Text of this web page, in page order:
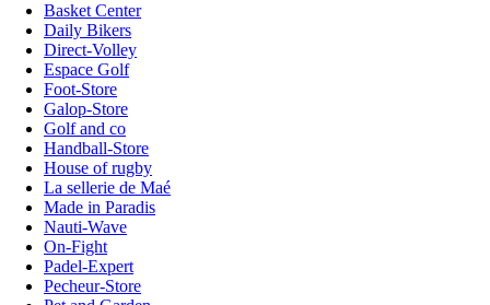
Basket Center
Daily Bikers
Direct-Volley
Espace Golf
Foot-Store
Galop-Store
Golf and co
Handball-Store
House of rugby
La sellerie de Maé
Made in Paradis
Nauti-Wave
On-Fight
Padel-Expert
Pecheur-Store